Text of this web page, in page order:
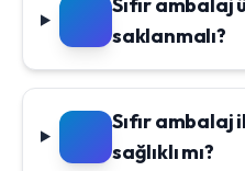
saklanmalı?
Sıfır ambalaj
sağlıklı mı?